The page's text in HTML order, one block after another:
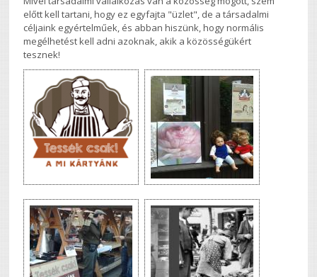
előtt kell tartani, hogy ez egyfajta "üzlet", de a társadalmi
céljaink egyértelműek, és abban hiszünk, hogy normális
megélhetést kell adni azoknak, akik a közösségükért
tesznek!